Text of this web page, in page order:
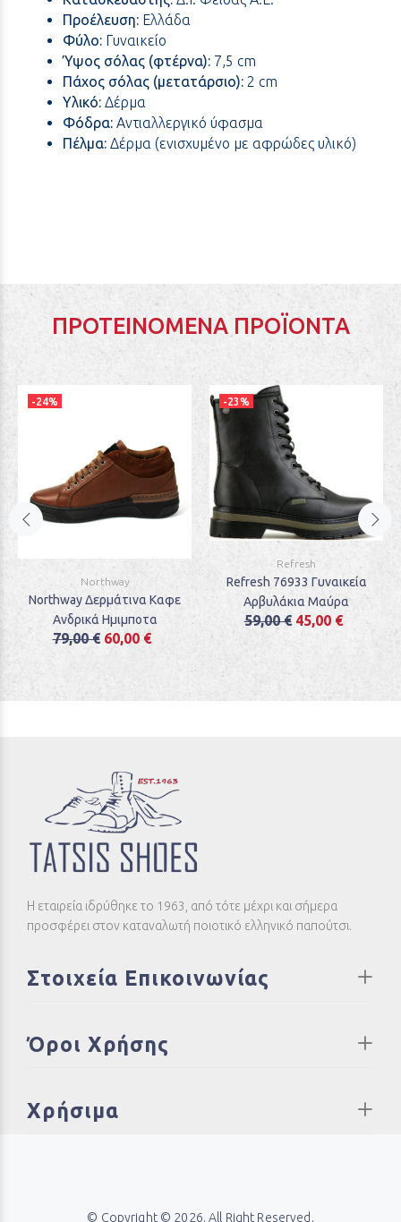
Προέλευση: Ελλάδα
Φύλο: Γυναικείο
Ύψος σόλας (φτέρνα): 7,5 cm
Πάχος σόλας (μετατάρσιο): 2 cm
Υλικό: Δέρμα
Φόδρα: Αντιαλλεργικό ύφασμα
Πέλμα: Δέρμα (ενισχυμένο με αφρώδες υλικό)
ΠΡΟΤΕΙΝΌΜΕΝΑ ΠΡΟΪΌΝΤΑ
-24%
Northway
Northway Δερμάτινα Καφε
Ανδρικά Ημιμποτα
79,00 € 60,00 €
-23%
Refresh
Refresh 76933 Γυναικεία
Αρβυλάκια Μαύρα
59,00 € 45,00 €
Η εταιρεία ιδρύθηκε το 1963, από τότε μέχρι και σήμερα
προσφέρει στον καταναλωτή ποιοτικό ελληνικό παπούτσι.
Στοιχεία Επικοινωνίας
Όροι Χρήσης
Χρήσιμα
© Copyright © 2026. All Right Reserved.